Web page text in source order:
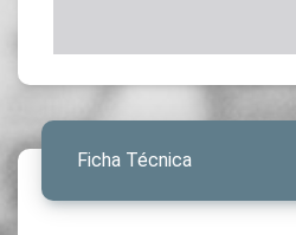
Ficha Técnica